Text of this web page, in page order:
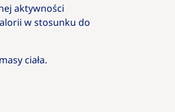
aktywności
w stosunku do
ciała.